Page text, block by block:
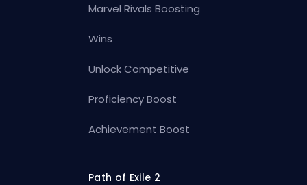
Marvel Rivals Boosting
Wins
Unlock Competitive
Proficiency Boost
Achievement Boost
Path of Exile 2